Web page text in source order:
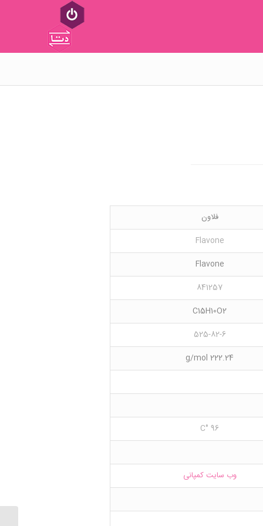
فلاون
Flavone
Flavone
841257
C15H10O2
525-82-6
222.24 g/mol
96 °C
وب سایت کمپانی